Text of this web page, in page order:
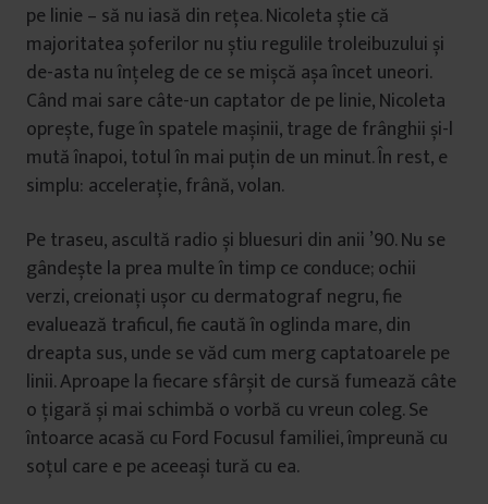
pe linie – să nu iasă din rețea. Nicoleta știe că
majoritatea șoferilor nu știu regulile troleibuzului și
de-asta nu înțeleg de ce se mișcă așa încet uneori.
Când mai sare câte-un captator de pe linie, Nicoleta
oprește, fuge în spatele mașinii, trage de frânghii și-l
mută înapoi, totul în mai puțin de un minut. În rest, e
simplu: accelerație, frână, volan.
Pe traseu, ascultă radio și bluesuri din anii ’90. Nu se
gândește la prea multe în timp ce conduce; ochii
verzi, creionați ușor cu dermatograf negru, fie
evaluează traficul, fie caută în oglinda mare, din
dreapta sus, unde se văd cum merg captatoarele pe
linii. Aproape la fiecare sfârșit de cursă fumează câte
o țigară și mai schimbă o vorbă cu vreun coleg. Se
întoarce acasă cu Ford Focusul familiei, împreună cu
soțul care e pe aceeași tură cu ea.